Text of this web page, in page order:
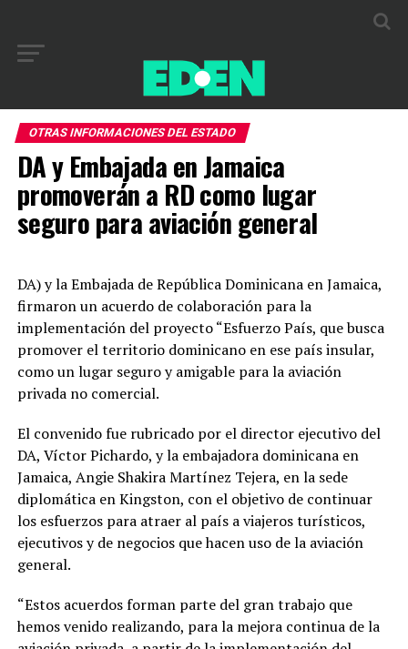
OTRAS INFORMACIONES DEL ESTADO
DA y Embajada en Jamaica
promoverán a RD como lugar
seguro para aviación general
DA) y la Embajada de República Dominicana en Jamaica,
firmaron un acuerdo de colaboración para la
implementación del proyecto “Esfuerzo País, que busca
promover el territorio dominicano en ese país insular,
como un lugar seguro y amigable para la aviación
privada no comercial.
El convenido fue rubricado por el director ejecutivo del
DA, Víctor Pichardo, y la embajadora dominicana en
Jamaica, Angie Shakira Martínez Tejera, en la sede
diplomática en Kingston, con el objetivo de continuar
los esfuerzos para atraer al país a viajeros turísticos,
ejecutivos y de negocios que hacen uso de la aviación
general.
“Estos acuerdos forman parte del gran trabajo que
hemos venido realizando, para la mejora continua de la